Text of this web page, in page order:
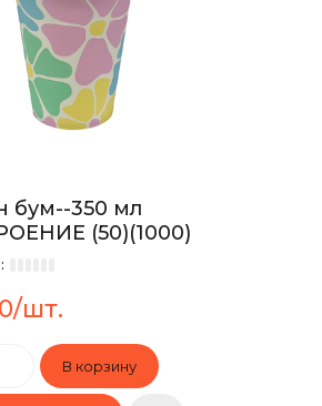
бум--350 мл
(50)(1000)
шт.